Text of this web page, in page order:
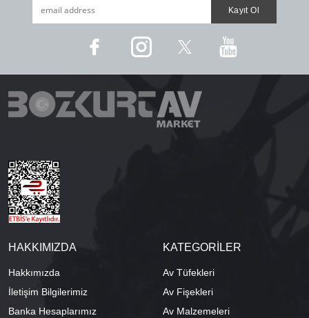
HAKKIMIZDA
Hakkımızda
İletişim Bilgilerimiz
Banka Hesaplarımız
KATEGORİLER
Av Tüfekleri
Av Fişekleri
Av Malzemeleri